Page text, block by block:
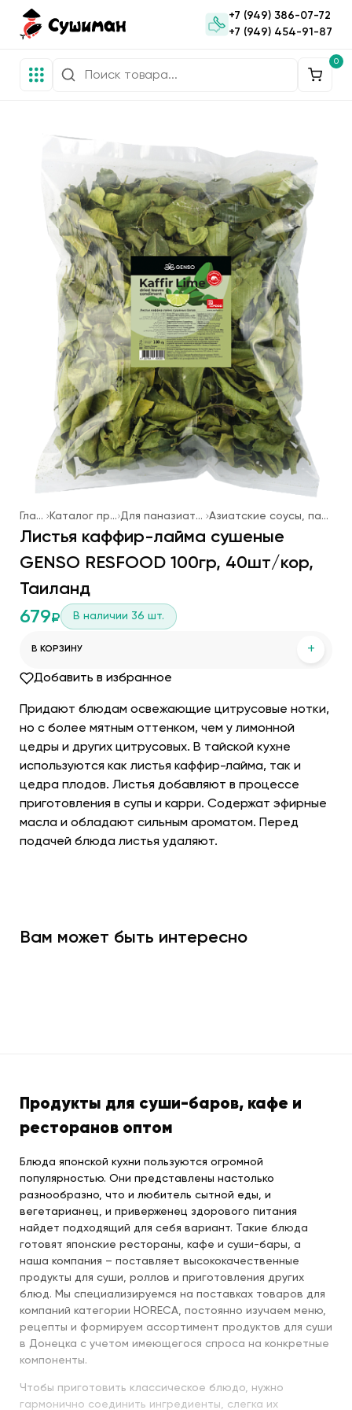
+7 (949) 386-07-72
+7 (949) 454-91-87
0
Главная Каталог продукции Для паназиатской кухни Азиатские соусы, пасты, приправы
Листья каффир-лайма сушеные
GENSO RESFOOD 100гр, 40шт/кор,
Таиланд
679₽ В наличии 36 шт.
В КОРЗИНУ +
Добавить в избранное
Придают блюдам освежающие цитрусовые нотки,
но с более мятным оттенком, чем у лимонной
цедры и других цитрусовых. В тайской кухне
используются как листья каффир-лайма, так и
цедра плодов. Листья добавляют в процессе
приготовления в супы и карри. Содержат эфирные
масла и обладают сильным ароматом. Перед
подачей блюда листья удаляют.
Вам может быть интересно
Продукты для суши-баров, кафе и
ресторанов оптом
Блюда японской кухни пользуются огромной
популярностью. Они представлены настолько
разнообразно, что и любитель сытной еды, и
вегетарианец, и приверженец здорового питания
найдет подходящий для себя вариант. Такие блюда
готовят японские рестораны, кафе и суши-бары, а
наша компания – поставляет высококачественные
продукты для суши, роллов и приготовления других
блюд. Мы специализируемся на поставках товаров для
компаний категории HORECA, постоянно изучаем меню,
рецепты и формируем ассортимент продуктов для суши
в Донецка с учетом имеющегося спроса на конкретные
компоненты.
Чтобы приготовить классическое блюдо, нужно
гармонично соединить ингредиенты, слегка их